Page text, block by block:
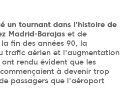
un tournant dans l'histoire de
Madrid-Barajas et de
fin des années 90, la
trafic aérien et l'augmentation
rendu évident que les
à devenir trop
passagers que l'aéroport